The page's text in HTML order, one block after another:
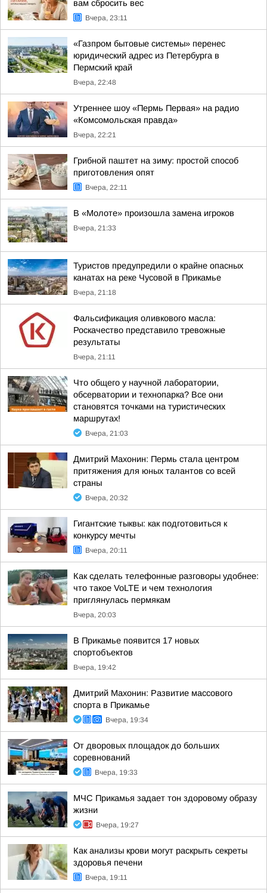
вам сбросить вес
Вчера, 23:11
«Газпром бытовые системы» перенес
юридический адрес из Петербурга в
Пермский край
Вчера, 22:48
Утреннее шоу «Пермь Первая» на радио
«Комсомольская правда»
Вчера, 22:21
Грибной паштет на зиму: простой способ
приготовления опят
Вчера, 22:11
В «Молоте» произошла замена игроков
Вчера, 21:33
Туристов предупредили о крайне опасных
канатах на реке Чусовой в Прикамье
Вчера, 21:18
Фальсификация оливкового масла:
Роскачество представило тревожные
результаты
Вчера, 21:11
Что общего у научной лаборатории,
обсерватории и технопарка? Все они
становятся точками на туристических
маршрутах!
Вчера, 21:03
Дмитрий Махонин: Пермь стала центром
притяжения для юных талантов со всей
страны
Вчера, 20:32
Гигантские тыквы: как подготовиться к
конкурсу мечты
Вчера, 20:11
Как сделать телефонные разговоры удобнее:
что такое VoLTE и чем технология
приглянулась пермякам
Вчера, 20:03
В Прикамье появится 17 новых
спортобъектов
Вчера, 19:42
Дмитрий Махонин: Развитие массового
спорта в Прикамье
Вчера, 19:34
От дворовых площадок до больших
соревнований
Вчера, 19:33
МЧС Прикамья задает тон здоровому образу
жизни
Вчера, 19:27
Как анализы крови могут раскрыть секреты
здоровья печени
Вчера, 19:11